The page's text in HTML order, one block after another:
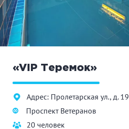
«VIP Теремок»
Адрес: Пролетарская ул., д. 19
Проспект Ветеранов
20 человек